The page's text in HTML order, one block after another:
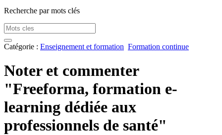
Recherche par mots clés
Catégorie : Enseignement et formation Formation continue
Noter et commenter
"Freeforma, formation e-
learning dédiée aux
professionnels de santé"